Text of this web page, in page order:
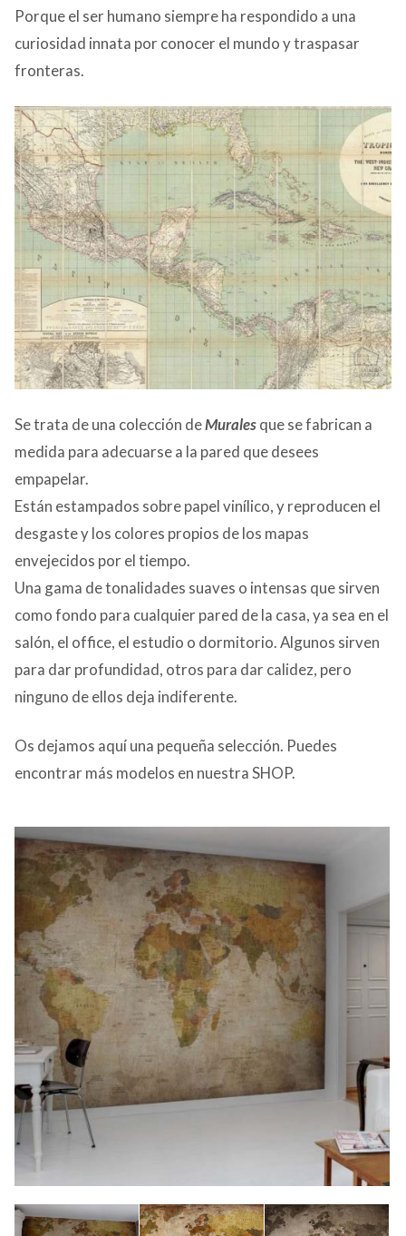
Porque el ser humano siempre ha respondido a una
curiosidad innata por conocer el mundo y traspasar
fronteras.
Se trata de una colección deMuralesque se fabrican a
medida para adecuarse a la pared que desees
empapelar.
Están estampados sobre papel vinílico, y reproducen el
desgaste y los colores propios de los mapas
envejecidos por el tiempo.
Una gama de tonalidades suaves o intensas que sirven
como fondo para cualquier pared de la casa, ya sea en el
salón, el office, el estudio o dormitorio. Algunos sirven
para dar profundidad, otros para dar calidez, pero
ninguno de ellos deja indiferente.
Os dejamos aquí una pequeña selección. Puedes
encontrar más modelos en nuestra SHOP.